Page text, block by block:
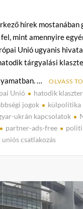
hírek mostanában
mint amennyire
Unió ugyanis
tárgyalási
…
OLVASS
Unió hatodik klaszter
jogok külpolitika
ukrán kapcsolatok
partner-ads-free
uniós csatlakozás